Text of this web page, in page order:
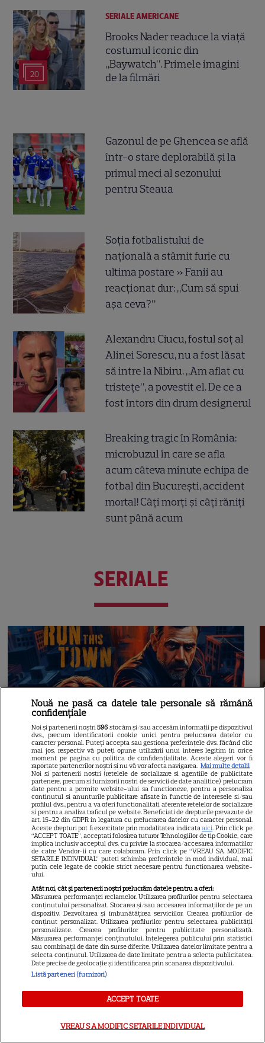
20
SERIALE AMERICANE
Brooks Nader readuce la viață
costumul iconic din
„Baywatch”. Primele imagini
de la filmări
Gazonul de pe Ghencea se află
într-o stare deplorabilă și la
primul meci al sezonului
pentru Steaua
Soția fotbalistului de
națională a stârnit furie cu
ultima postare » Fanii au
reacționat dur: „Cum să spui
așa ceva?”
Alexandru Ciucu, fostul soț al
Alinei Sorescu, nu a fost lăsat
să intre la Nibiru. „Am aflat cu
tristețe”, a povestit el. De ce a
fost întors din drum designerul
Breaking tragic în România:
microbuzul în care se afla
acum câteva minute echipa de
fotbal din București, accident
mortal! Câți morți și câți răniți
sunt până acum
SERIALE
SERIALE AMERICANE
Maggie și Negan revin la AMC.
Când începe sezonul 3 din
„The Walking Dead: Dead City”
Nouă ne pasă ca datele tale personale să rămână
confidențiale
Noi și partenerii noștri596 stocăm și/sau accesăm informații pe dispozitivul
dvs., precum identificatorii cookie unici pentru prelucrarea datelor cu
caracter personal. Puteți accepta sau gestiona preferințele dvs. făcând clic
mai jos, respectiv vă puteți opune utilizării unui interes legitim în orice
moment pe pagina cu politica de confidențialitate. Aceste alegeri vor fi
raportate partenerilor noștri și nu vă vor afecta navigarea. Mai multe detalii
Noi si partenerii nostri (retelele de socializare si agentiile de publicitate
partenere, precum si furnizorii nostri de servicii de date analitice) prelucram
date pentru a permite website-ului sa functioneze, pentru a personaliza
continutul si anunturile publicitare afisate in functie de interesele si/sau
profilul dvs., pentru a va oferi functionalitati aferente retelelor de socializare
si pentru a analiza traficul pe website. Beneficiati de drepturile prevazute de
art. 15-22 din GDPR in legatura cu prelucrarea datelor cu caracter personal.
Aceste drepturi pot fi exercitate prin modalitatea indicataaici. Prin click pe
“ACCEPT TOATE”, acceptati folosirea tuturor Tehnologiilor de tip Cookie, care
implica inclusiv acceptul dvs. cu privire la stocarea/accesarea informatiilor
de catre Vendor-ii cu care colaboram. Prin click pe “VREAU SA MODIFIC
SETARILE INDIVIDUAL” puteti schimba preferintele in mod individual, mai
putin cele legate de cookie strict necesare pentru functionarea website-
ului.
Atât noi, cât și partenerii noștri prelucrăm datele pentru a oferi:
Măsurarea performanței reclamelor. Utilizarea profilurilor pentru selectarea
conținutului personalizat. Stocarea și/sau accesarea informațiilor de pe un
dispozitiv. Dezvoltarea și îmbunătățirea serviciilor. Crearea profilurilor de
conținut personalizat. Utilizarea profilurilor pentru selectarea publicității
personalizate. Crearea profilurilor pentru publicitate personalizată.
Măsurarea performanței conținutului. Înțelegerea publicului prin statistici
sau combinații de date din surse diferite. Utilizarea datelor limitate pentru a
selecta conținutul. Utilizarea de date limitate pentru a selecta publicitatea.
Date precise de geolocație și identificarea prin scanarea dispozitivului.
Listă parteneri (furnizori)
ACCEPT TOATE
VREAU SA MODIFIC SETARILE INDIVIDUAL